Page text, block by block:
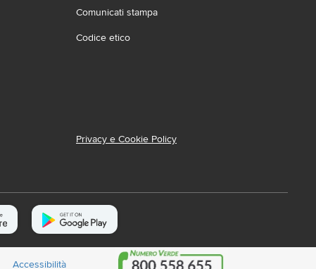
Comunicati stampa
Codice etico
Privacy e Cookie Policy
Accessibilità